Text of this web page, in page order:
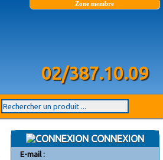
Zone membre
02/387.10.09
CONNEXION
E-mail :